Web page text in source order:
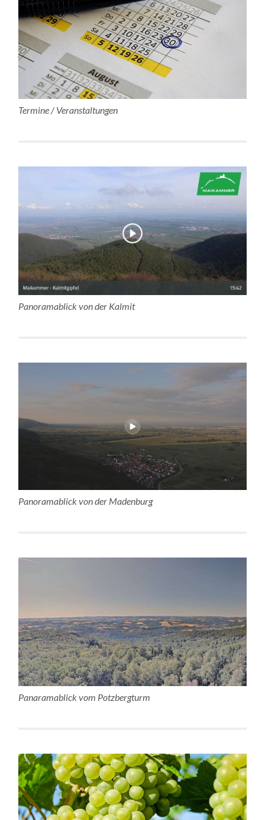
Termine / Veranstaltungen
Panoramablick von der Kalmit
Panoramablick von der Madenburg
Panaramablick vom Potzbergturm